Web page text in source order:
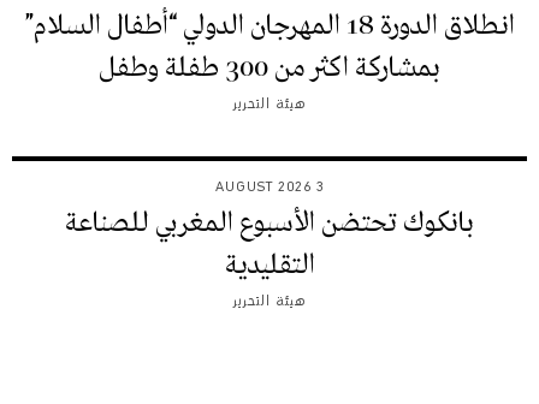
انطلاق الدورة 18 المهرجان الدولي “أطفال السلام”
بمشاركة اكثر من 300 طفلة وطفل
هيئة التحرير
3 AUGUST 2026
بانكوك تحتضن الأسبوع المغربي للصناعة
التقليدية
هيئة التحرير